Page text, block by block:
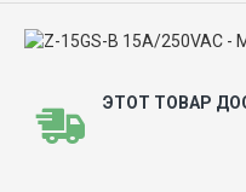
ЭТОТ ТОВАР